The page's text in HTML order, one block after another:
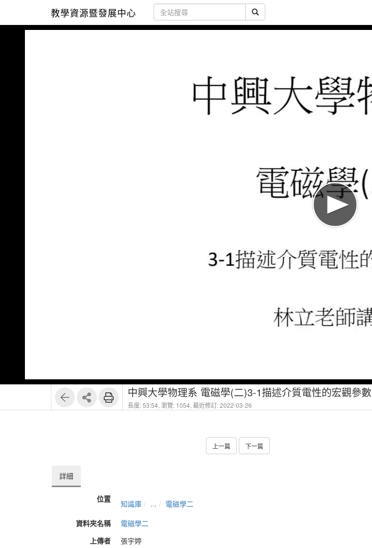
教學資源暨發展中心
中興大學物理系 電磁學(二)3-1描述介質電性的宏觀參數
長度: 53:54, 瀏覽: 1054, 最近修訂: 2022-03-26
上一篇 下一篇
詳細
位置 知識庫 ...
電磁學二
資料夾名稱
電磁學二
上傳者
張宇婷